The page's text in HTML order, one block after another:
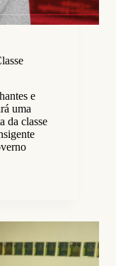
e
uma
da classe